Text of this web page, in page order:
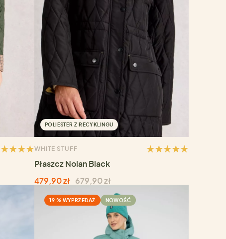
POLIESTER Z RECYKLINGU
WHITE STUFF
Płaszcz Nolan Black
479,90 zł 679,90 zł
19 % WYPRZEDAŻ NOWOŚĆ